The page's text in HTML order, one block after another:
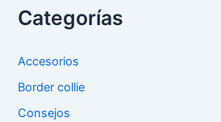
Categorías
Accesorios
Border collie
Consejos